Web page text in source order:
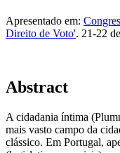
Apresentado em:
Direito de Voto'. 21-22
Abstract
A cidadania íntima
mais vasto campo da
clássico. Em Portugal,